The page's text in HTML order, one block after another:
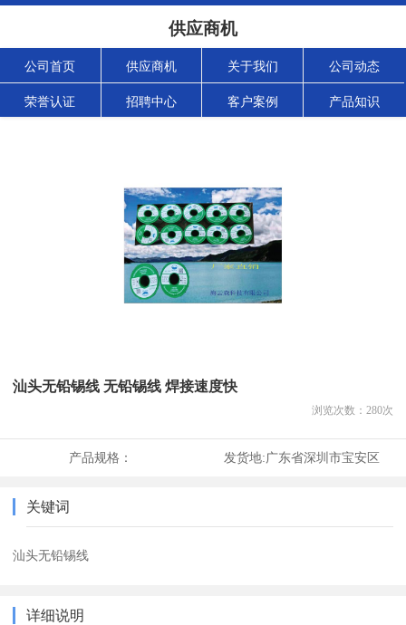
供应商机
公司首页 供应商机 关于我们 公司动态
荣誉认证 招聘中心 客户案例 产品知识
汕头无铅锡线 无铅锡线 焊接速度快
浏览次数： 280次
产品规格： 发货地:广东省深圳市宝安区
关键词
汕头无铅锡线
详细说明